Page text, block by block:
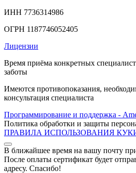
ИНН 7736314986
ОГРН 1187746052405
Лицензии
Время приёма конкретных
заботы
Имеются противопоказания,
консультация специалиста
Программирование и поддержка -
Политика обработки и защиты
ПРАВИЛА ИСПОЛЬЗОВАНИЯ
В ближайшее время на вашу почту
После оплаты сертификат будет
адресу. Спасибо!